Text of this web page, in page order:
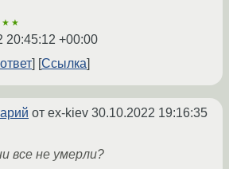
20:45:12 +00:00
Ссылка
от ex-kiev 30.10.2022 19:16:35
все не умерли?